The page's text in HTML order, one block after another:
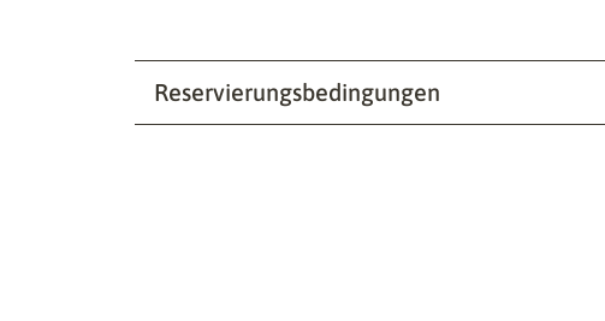
Reservierungsbedingungen